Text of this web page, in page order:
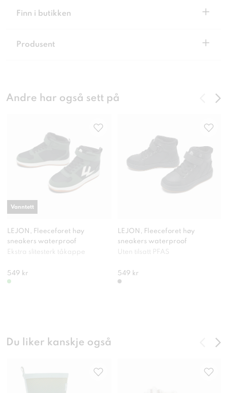
Finn i butikken +
Produsent +
Andre har også sett på
LEJON, Fleeceforet høy
sneakers waterproof
Ekstra slitesterk tåkappe
549 kr
Vanntett
LEJON, Fleeceforet høy
sneakers waterproof
Uten tilsatt PFAS
549 kr
Du liker kanskje også